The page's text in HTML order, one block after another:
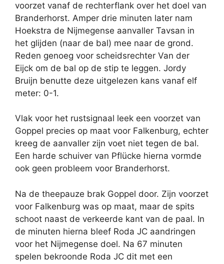
voorzet vanaf de rechterflank over het doel van
Branderhorst. Amper drie minuten later nam
Hoekstra de Nijmegense aanvaller Tavsan in
het glijden (naar de bal) mee naar de grond.
Reden genoeg voor scheidsrechter Van der
Eijck om de bal op de stip te leggen. Jordy
Bruijn benutte deze uitgelezen kans vanaf elf
meter: 0-1.
Vlak voor het rustsignaal leek een voorzet van
Goppel precies op maat voor Falkenburg, echter
kreeg de aanvaller zijn voet niet tegen de bal.
Een harde schuiver van Pflücke hierna vormde
ook geen probleem voor Branderhorst.
Na de theepauze brak Goppel door. Zijn voorzet
voor Falkenburg was op maat, maar de spits
schoot naast de verkeerde kant van de paal. In
de minuten hierna bleef Roda JC aandringen
voor het Nijmegense doel. Na 67 minuten
spelen bekroonde Roda JC dit met een